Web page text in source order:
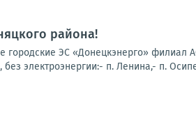
района!
ЭС «Донецкэнерго» филиал
электроэнергии:- п. Ленина,- п.